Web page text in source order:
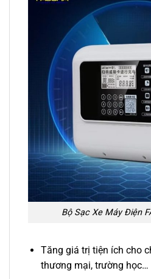
Bộ Sạc Xe Máy Điện
Tăng giá trị tiện ích cho
thương mại, trường học…